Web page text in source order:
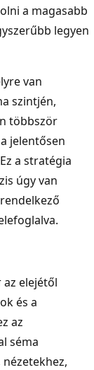
a magasabb
legyen
van
szintjén,
többször
jelentősen
a stratégia
úgy van
elejétől
és a
az
séma